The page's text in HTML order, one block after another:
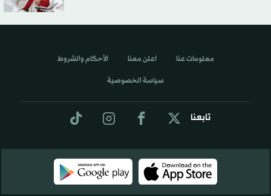
تابعنا
معلومات عنا اعلن معنا الأحكام والشروط
سياسة الخصوصية